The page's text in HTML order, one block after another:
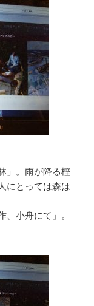
」。雨が降る樫
にとっては森は
小舟にて」。